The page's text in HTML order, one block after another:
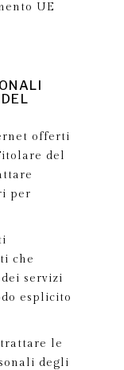
UE
offerti
del
per
che
servizi
esplicito
le
degli